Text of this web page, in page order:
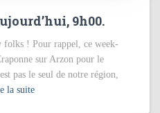
9h00.
! Pour rappel, ce week-
sur Arzon pour le
pas le seul de notre région,
la suite